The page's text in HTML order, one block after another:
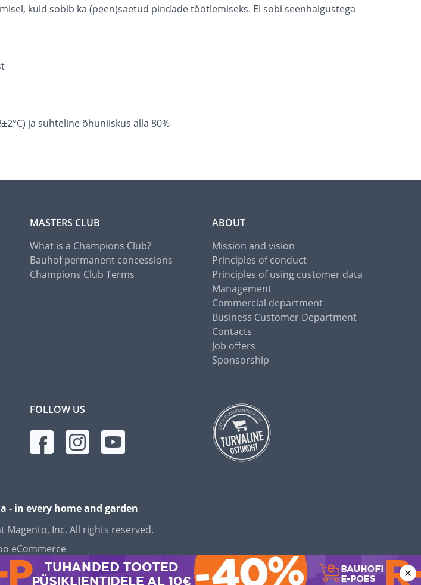
kuid sobib ka (peen)saetud pindade töötlemiseks. Ei sobi seenhaigustega
ja suhteline õhuniiskus alla 80%
MASTERS CLUB
What is a Champions Club?
Bauhof permanent concessions
Champions Club Terms
ABOUT
Mission and vision
Principles of conduct
Principles of using customer data
Management
Commercial department
Business Customer Department
Contacts
Job offers
Sponsorship
FOLLOW US
- in every home and garden
Magento, Inc. All rights reserved.
eCommerce